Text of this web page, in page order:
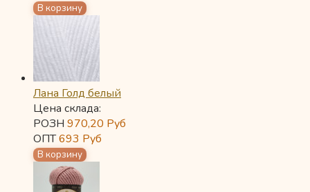
Лана Голд белый
Цена склада:
РОЗН 970,20 Руб
ОПТ693 Руб